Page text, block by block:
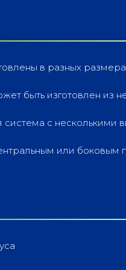
в разных
быть изготовлен из
с несколькими
или боковым